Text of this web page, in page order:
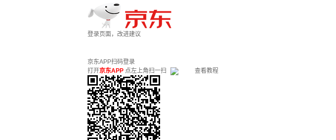
登录页面，改进建议
京东APP扫码登录
打开京东APP 点左上角扫一扫 查看教程